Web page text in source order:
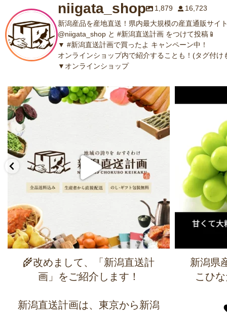
niigata_shop 1,879
16,723
新潟産品を産地直送！県内最大規模の産直通販サイ
@niigata_shop と #新潟直送計画 をつけて投稿📱
▼ #新潟直送計画で買ったよ キャンペーン中！
オンラインショップ内で紹介することも！(タグ付け
▼オンラインショップ
🌾改めまして、「新潟直送計
画」をご紹介します！
新潟直送計画は、東京から新潟
新潟県
こひ